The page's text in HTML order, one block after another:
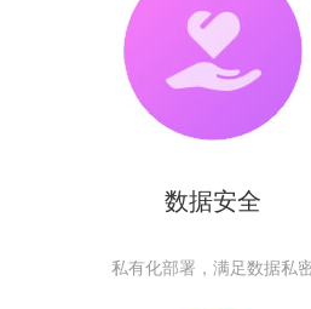
数据安全
私有化部署，满足数据私